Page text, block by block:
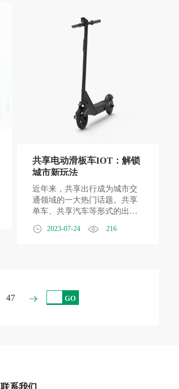
共享电动滑板车IOT：解锁
城市新玩法
近年来，共享出行成为城市交
通领域的一大热门话题。共享
单车、共享汽车等形式的出行
供了更加便捷、环保的出行选
中的新宠，为人们带来了全新
的出行体验。 共享电动滑板车
2023-07-24 216
47 GO
联系我们